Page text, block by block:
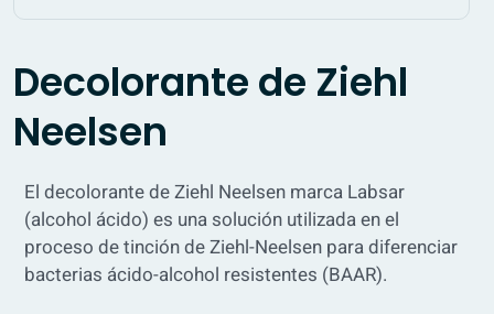
Decolorante de Ziehl
Neelsen
El decolorante de Ziehl Neelsen marca Labsar
(alcohol ácido) es una solución utilizada en el
proceso de tinción de Ziehl-Neelsen para diferenciar
bacterias ácido-alcohol resistentes (BAAR).